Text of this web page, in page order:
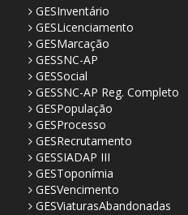
GESInventário
GESLicenciamento
GESMarcação
GESSNC-AP
GESSocial
GESSNC-AP Reg. Completo
GESPopulação
GESProcesso
GESRecrutamento
GESSIADAP III
GESToponímia
GESVencimento
GESViaturasAbandonadas